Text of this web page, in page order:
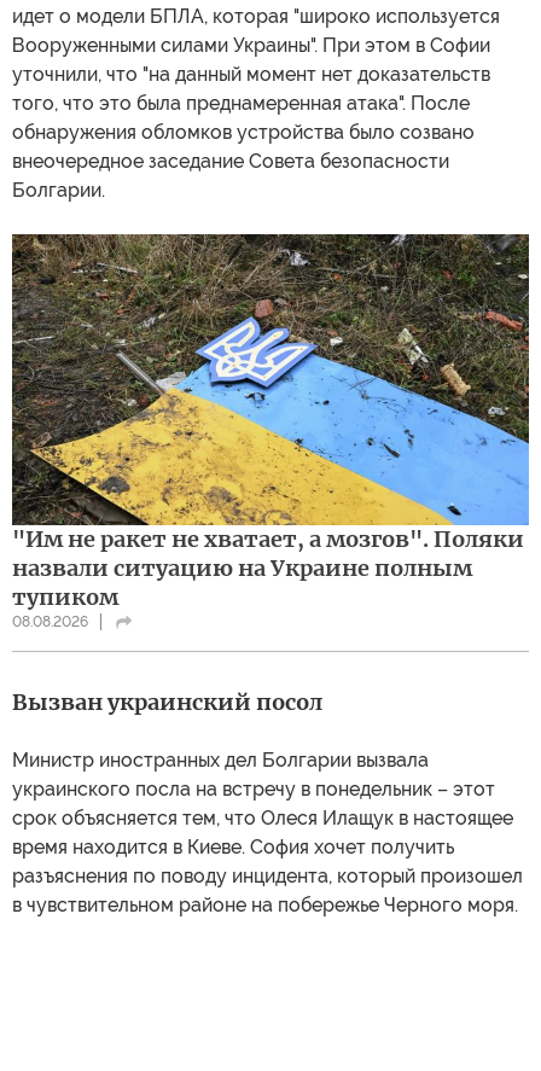
идет о модели БПЛА, которая "широко используется
Вооруженными силами Украины". При этом в Софии
уточнили, что "на данный момент нет доказательств
того, что это была преднамеренная атака". После
обнаружения обломков устройства было созвано
внеочередное заседание Совета безопасности
Болгарии.
"Им не ракет не хватает, а мозгов". Поляки
назвали ситуацию на Украине полным
тупиком
08.08.2026
Вызван украинский посол
Министр иностранных дел Болгарии вызвала
украинского посла на встречу в понедельник – этот
срок объясняется тем, что Олеся Илащук в настоящее
время находится в Киеве. София хочет получить
разъяснения по поводу инцидента, который произошел
в чувствительном районе на побережье Черного моря.